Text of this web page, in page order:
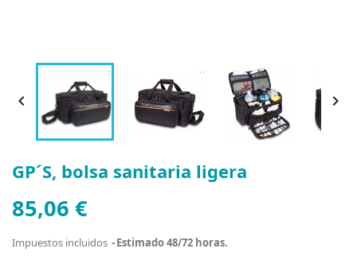
 
GP´S, bolsa sanitaria ligera
85,06 €
Impuestos incluidos Estimado 48/72 horas.